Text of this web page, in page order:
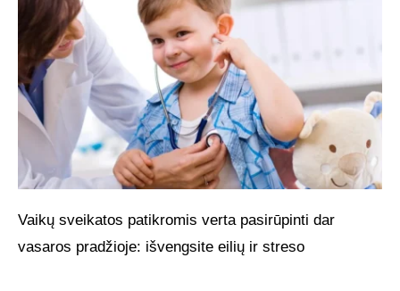
Vaikų sveikatos patikromis verta pasirūpinti dar
vasaros pradžioje: išvengsite eilių ir streso